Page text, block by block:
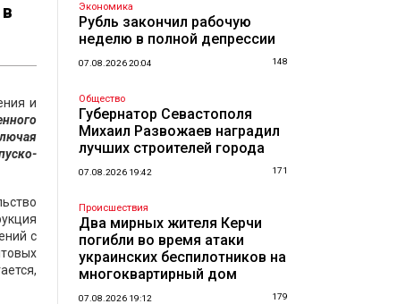
и
с
Экономика
Рубль закончил рабочую
неделю в полной депрессии
07.08.2026 20:04 148
Общество
Губернатор Севастополя
Михаил Развожаев наградил
лучших строителей города
07.08.2026 19:42 171
Происшествия
Два мирных жителя Керчи
погибли во время атаки
украинских беспилотников на
многоквартирный дом
07.08.2026 19:12 179